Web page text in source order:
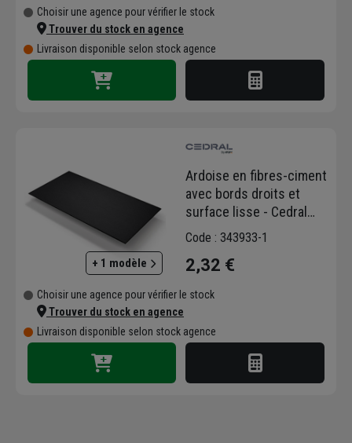
Choisir une agence pour vérifier le stock
Trouver du stock en agence
Livraison disponible selon stock agence
+ 1 modèle
Ardoise en fibres-ciment
avec bords droits et
surface lisse - Cedral
Tecta Smooth - 40,0 CM
x 24,0 CM - Gris foncé
Code : 343933-1
2,32 €
Choisir une agence pour vérifier le stock
Trouver du stock en agence
Livraison disponible selon stock agence